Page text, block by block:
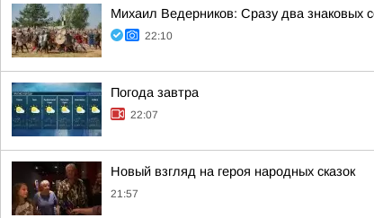
Михаил Ведерников: Сразу два знаковых
22:10
Погода завтра
22:07
Новый взгляд на героя народных сказок
21:57